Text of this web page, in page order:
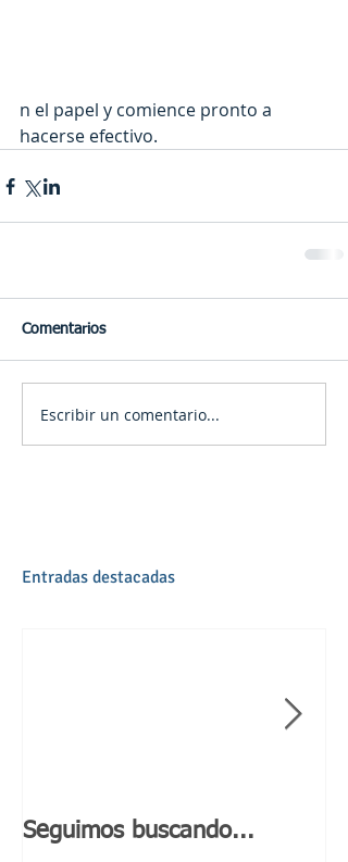
n el papel y comience pronto a
hacerse efectivo.
Comentarios
Escribir un comentario...
Entradas destacadas
Seguimos buscando...